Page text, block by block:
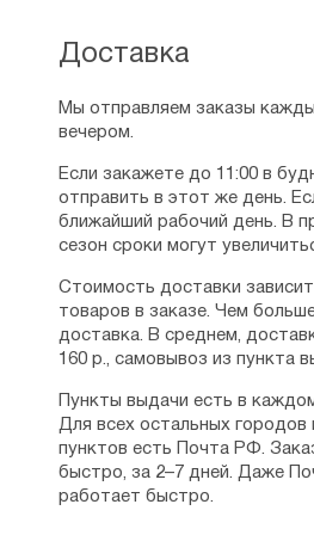
Людмила
Прекрасный молитвослов. Но
уже наконец на офсетной
месяцев.
Рейтинг:
Доставка
Мы отправляем заказы
вечером.
Если закажете до 11:00 в
отправить в этот же день.
ближайший рабочий день. В
сезон сроки могут
Стоимость доставки
товаров в заказе. Чем
доставка. В среднем,
160 р., самовывоз из пункта
Пункты выдачи есть в
Для всех остальных городов
пунктов есть Почта РФ.
быстро, за 2–7 дней. Даже
работает быстро.